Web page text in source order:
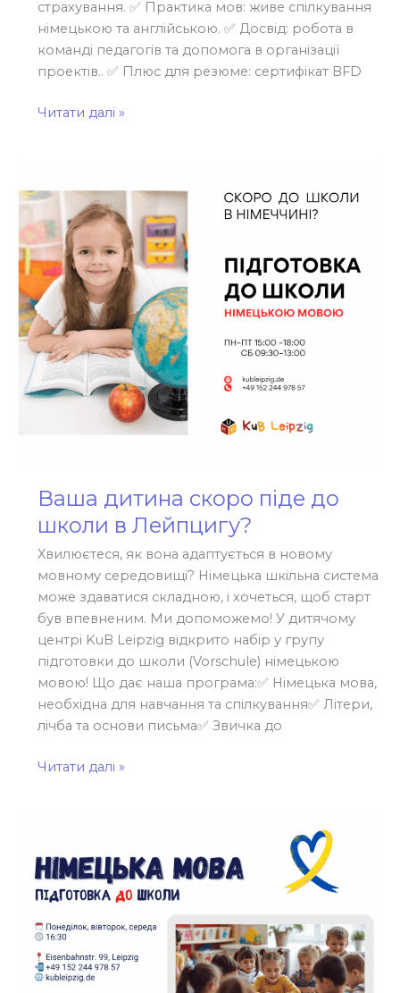
страхування. ✅ Практика мов: живе спілкування
німецькою та англійською. ✅ Досвід: робота в
команді педагогів та допомога в організації
проектів.. ✅ Плюс для резюме: сертифікат BFD
Читати далі »
Ваша дитина скоро піде до
школи в Лейпцигу?
Хвилюєтеся, як вона адаптується в новому
мовному середовищі? Німецька шкільна система
може здаватися складною, і хочеться, щоб старт
був впевненим. Ми допоможемо! У дитячому
центрі KuB Leipzig відкрито набір у групу
підготовки до школи (Vorschule) німецькою
мовою! Що дає наша програма:✅ Німецька мова,
необхідна для навчання та спілкування✅ Літери,
лічба та основи письма✅ Звичка до
дитина
скоро
піде
до
школи
в
Лейпцигу?
Читати далі »
для
дошкільнят
KuB
Leipzig!